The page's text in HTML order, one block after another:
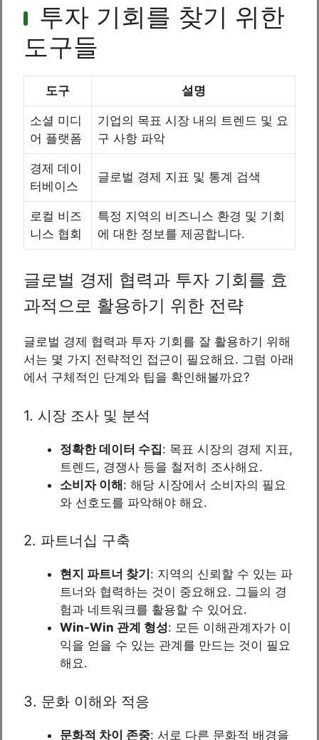
투자 기회를 찾기 위한
도구들
도구 설명
소셜 미디
어 플랫폼
기업의 목표 시장 내의 트렌드 및 요
구 사항 파악
경제 데이
터베이스
글로벌 경제 지표 및 통계 검색
로컬 비즈
니스 협회
특정 지역의 비즈니스 환경 및 기회
에 대한 정보를 제공합니다.
글로벌 경제 협력과 투자 기회를 효
과적으로 활용하기 위한 전략
글로벌 경제 협력과 투자 기회를 잘 활용하기 위해
서는 몇 가지 전략적인 접근이 필요해요. 그럼 아래
에서 구체적인 단계와 팁을 확인해볼까요?
1. 시장 조사 및 분석
정확한 데이터 수집: 목표 시장의 경제 지표,
트렌드, 경쟁사 등을 철저히 조사해요.
소비자 이해: 해당 시장에서 소비자의 필요
와 선호도를 파악해야 해요.
2. 파트너십 구축
현지 파트너 찾기 : 지역의 신뢰할 수 있는 파
트너와 협력하는 것이 중요해요. 그들의 경
험과 네트워크를 활용할 수 있어요.
Win-Win 관계 형성: 모든 이해관계자가 이
익을 얻을 수 있는 관계를 만드는 것이 필요
해요.
3. 문화 이해와 적응
문화적 차이 존중: 서로 다른 문화적 배경을